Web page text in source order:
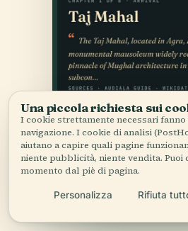
Una piccola richiesta sui
I cookie strettamente necessari
navigazione. I cookie di analisi
aiutano a capire quali pagine
niente pubblicità, niente vendita. Puoi
momento dal piè di pagina.
Personalizza Rifiuta